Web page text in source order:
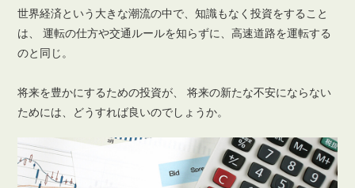
世界経済という大きな潮流の中で、知識もなく投資をすること
は、
運転の仕方や交通ルールを知らずに、高速道路を運転する
のと同じ。
将来を豊かにするための投資が、
将来の新たな不安にならない
ためには、どうすれば良いのでしょうか。